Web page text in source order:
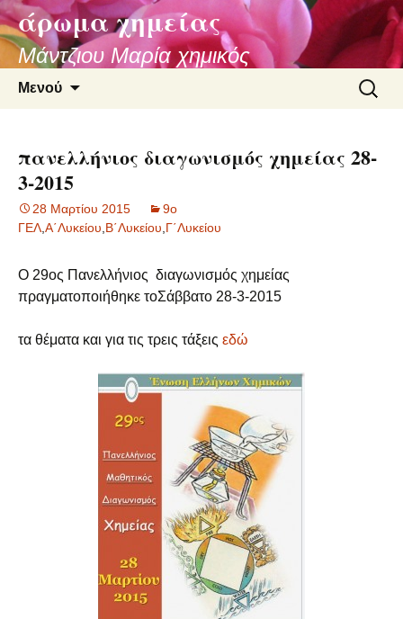
άρωμα χημείας
Μάντζιου Μαρία χημικός
Μενού
για:
πανελλήνιος διαγωνισμός χημείας 28-
3-2015
28 Μαρτίου 2015
9ο
ΓΕΛ Α΄Λυκείου Β΄Λυκείου Γ΄Λυκείου
Ο 29ος Πανελλήνιος διαγωνισμός χημείας
πραγματοποιήθηκε τοΣάββατο 28-3-2015
τα θέματα και για τις τρεις τάξεις εδώ